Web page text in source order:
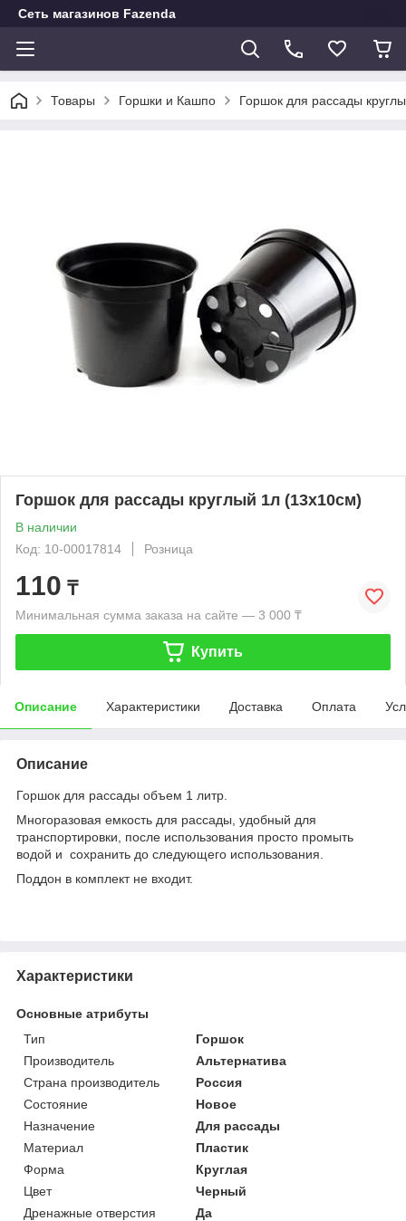
Сеть магазинов Fazenda
Товары Горшки и Кашпо Горшок для рассады
Горшок для рассады круглый 1л (13х10см)
В наличии
Код: 10-00017814
Розница
110 ₸
Минимальная сумма заказа на сайте — 3 000 ₸
Купить
Описание Характеристики Доставка Оплата
Описание
Горшок для рассады объем 1 литр.
Многоразовая емкость для рассады, удобный для
транспортировки, после использования просто промыть
водой и сохранить до следующего использования.
Поддон в комплект не входит.
Характеристики
Основные атрибуты
Тип
Горшок
Производитель
Альтернатива
Страна производитель
Россия
Состояние
Новое
Назначение
Для рассады
Материал
Пластик
Форма
Круглая
Цвет
Черный
Дренажные отверстия
Да